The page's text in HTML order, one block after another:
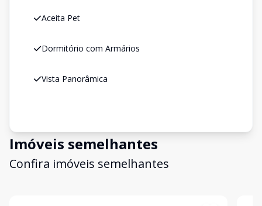
Aceita Pet
Dormitório com Armários
Vista Panorâmica
Imóveis semelhantes
Confira imóveis semelhantes